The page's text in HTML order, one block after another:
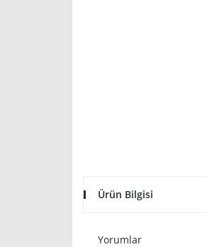
Ürün Bilgisi
Yorumlar